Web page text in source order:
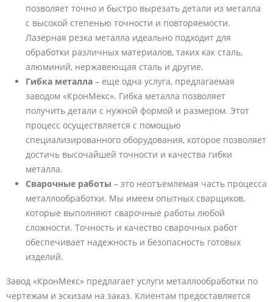
позволяет точно и быстро вырезать детали из металла
с высокой степенью точности и повторяемости.
Лазерная резка металла идеально подходит для
обработки различных материалов, таких как сталь,
алюминий, нержавеющая сталь и другие.
Гибка металла – еще одна услуга, предлагаемая
заводом «КронМекс». Гибка металла позволяет
получить детали с нужной формой и размером. Этот
процесс осуществляется с помощью
специализированного оборудования, которое позволяет
достичь высочайшей точности и качества гибки
металла.
Сварочные работы – это неотъемлемая часть процесса
металлообработки. Мы имеем опытных сварщиков,
которые выполняют сварочные работы любой
сложности. Точность и качество сварочных работ
обеспечивает надежность и безопасность готовых
изделий.
Завод «КронМекс» предлагает услуги металлообработки по
чертежам и эскизам на заказ. Клиентам предоставляется